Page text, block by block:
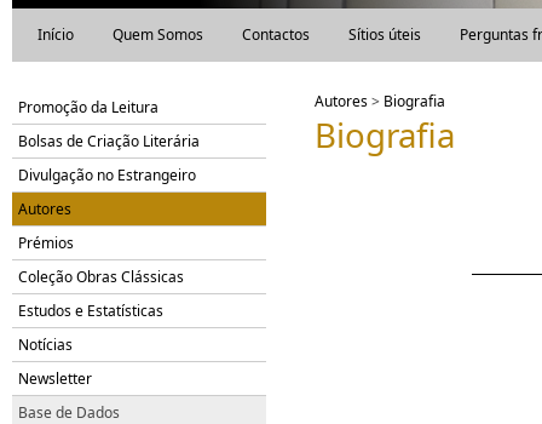
Início Quem Somos Contactos Sítios úteis Perguntas
Promoção da Leitura
Bolsas de Criação Literária
Divulgação no Estrangeiro
Autores
Prémios
Coleção Obras Clássicas
Estudos e Estatísticas
Notícias
Newsletter
Base de Dados
Autores> Biografia
Biografia